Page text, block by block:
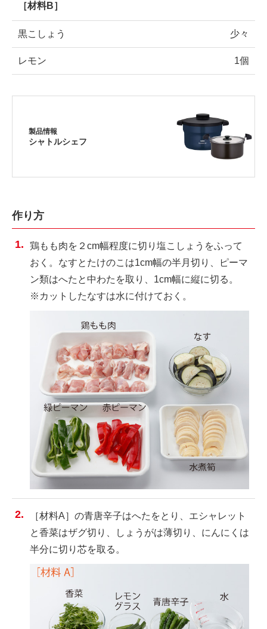
［材料B］
黒こしょう 少々
レモン 1個
製品情報
シャトルシェフ
作り方
鶏もも肉を２cm幅程度に切り塩こしょうをふって
おく。なすとたけのこは1cm幅の半月切り、ピーマ
ン類はへたと中わたを取り、1cm幅に縦に切る。
※カットしたなすは水に付けておく。
［材料A］の青唐辛子はへたをとり、エシャレット
と香菜はザグ切り、しょうがは薄切り、にんにくは
半分に切り芯を取る。